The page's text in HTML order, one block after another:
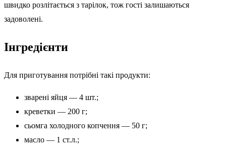
швидко розлітається з тарілок, тож гості залишаються
задоволені.
Інгредієнти
Для приготування потрібні такі продукти:
зварені яйця — 4 шт.;
креветки — 200 г;
сьомга холодного копчення — 50 г;
масло — 1 ст.л.;